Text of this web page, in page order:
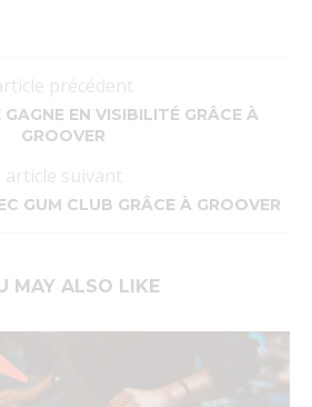
précédent
EN VISIBILITÉ GRÂCE À
GROOVER
article suivant
GUM CLUB GRÂCE À GROOVER
MAY ALSO LIKE